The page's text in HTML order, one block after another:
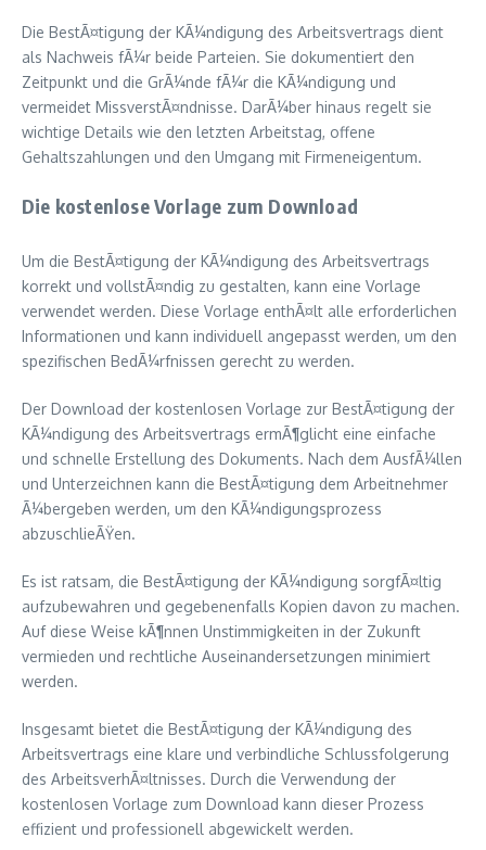
Die BestÃ¤tigung der KÃ¼ndigung des Arbeitsvertrags dient
als Nachweis fÃ¼r beide Parteien. Sie dokumentiert den
Zeitpunkt und die GrÃ¼nde fÃ¼r die KÃ¼ndigung und
vermeidet MissverstÃ¤ndnisse. DarÃ¼ber hinaus regelt sie
wichtige Details wie den letzten Arbeitstag, offene
Gehaltszahlungen und den Umgang mit Firmeneigentum.
Die kostenlose Vorlage zum Download
Um die BestÃ¤tigung der KÃ¼ndigung des Arbeitsvertrags
korrekt und vollstÃ¤ndig zu gestalten, kann eine Vorlage
verwendet werden. Diese Vorlage enthÃ¤lt alle erforderlichen
Informationen und kann individuell angepasst werden, um den
spezifischen BedÃ¼rfnissen gerecht zu werden.
Der Download der kostenlosen Vorlage zur BestÃ¤tigung der
KÃ¼ndigung des Arbeitsvertrags ermÃ¶glicht eine einfache
und schnelle Erstellung des Dokuments. Nach dem AusfÃ¼llen
und Unterzeichnen kann die BestÃ¤tigung dem Arbeitnehmer
Ã¼bergeben werden, um den KÃ¼ndigungsprozess
abzuschlieÃŸen.
Es ist ratsam, die BestÃ¤tigung der KÃ¼ndigung sorgfÃ¤ltig
aufzubewahren und gegebenenfalls Kopien davon zu machen.
Auf diese Weise kÃ¶nnen Unstimmigkeiten in der Zukunft
vermieden und rechtliche Auseinandersetzungen minimiert
werden.
Insgesamt bietet die BestÃ¤tigung der KÃ¼ndigung des
Arbeitsvertrags eine klare und verbindliche Schlussfolgerung
des ArbeitsverhÃ¤ltnisses. Durch die Verwendung der
kostenlosen Vorlage zum Download kann dieser Prozess
effizient und professionell abgewickelt werden.